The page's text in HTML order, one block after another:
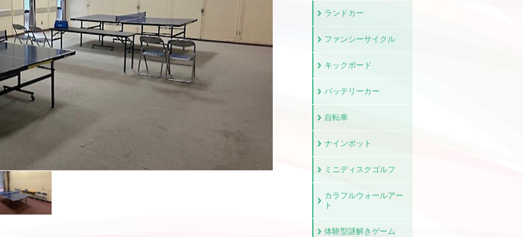
ランドカー
ファンシーサイクル
キックボード
バッテリーカー
自転車
ナインボット
ミニディスクゴルフ
カラフルウォールアー
ト
体験型謎解きゲーム